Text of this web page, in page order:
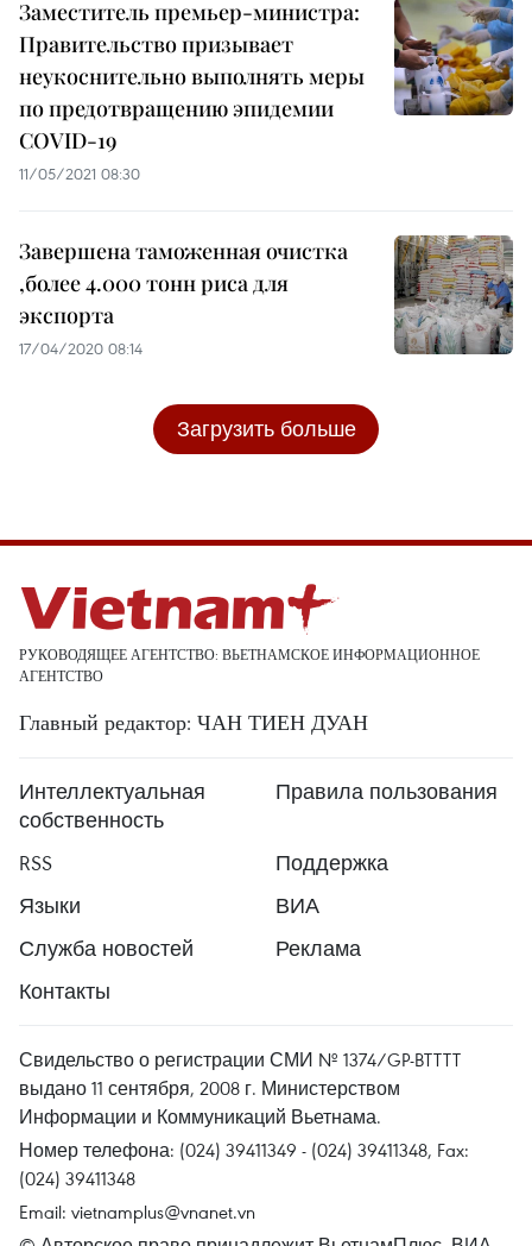
Заместитель премьер-министра:
Правительство призывает
неукоснительно выполнять меры
по предотвращению эпидемии
COVID-19
11/05/2021 08:30
Завершена таможенная очистка
,более 4.000 тонн риса для
экспорта
17/04/2020 08:14
Загрузить больше
РУКОВОДЯЩЕЕ АГЕНТСТВО: ВЬЕТНАМСКОЕ ИНФОРМАЦИОННОЕ
АГЕНТСТВО
Главный редактор: ЧАН ТИЕН ДУАН
Интеллектуальная
собственность
Правила пользования
RSS
Поддержка
Языки
ВИА
Служба новостей
Реклама
Контакты
Свидельство о регистрации СМИ № 1374/GP-BTTTT
выдано 11 сентября, 2008 г. Министерством
Информации и Коммуникаций Вьетнама.
Номер телефона: (024) 39411349 - (024) 39411348, Fax:
(024) 39411348
Email: vietnamplus@vnanet.vn